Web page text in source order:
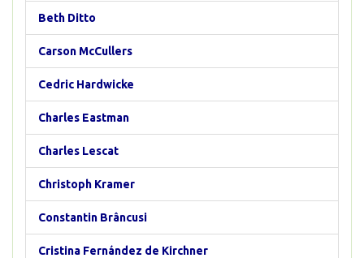
Beth Ditto
Carson McCullers
Cedric Hardwicke
Charles Eastman
Charles Lescat
Christoph Kramer
Constantin Brâncusi
Cristina Fernández de Kirchner